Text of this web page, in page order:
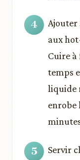
Ajouter
aux
Cuire à
temps
liquide
enrobe
Servir